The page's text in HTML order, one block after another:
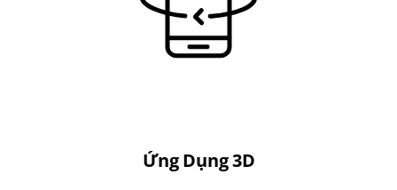
Ứng Dụng 3D